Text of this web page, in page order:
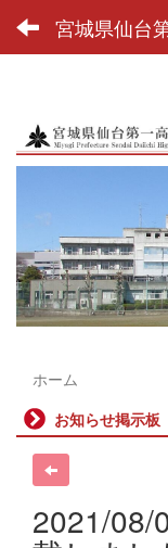
宮城県仙台
ホーム
お知らせ掲示板
2021/08/